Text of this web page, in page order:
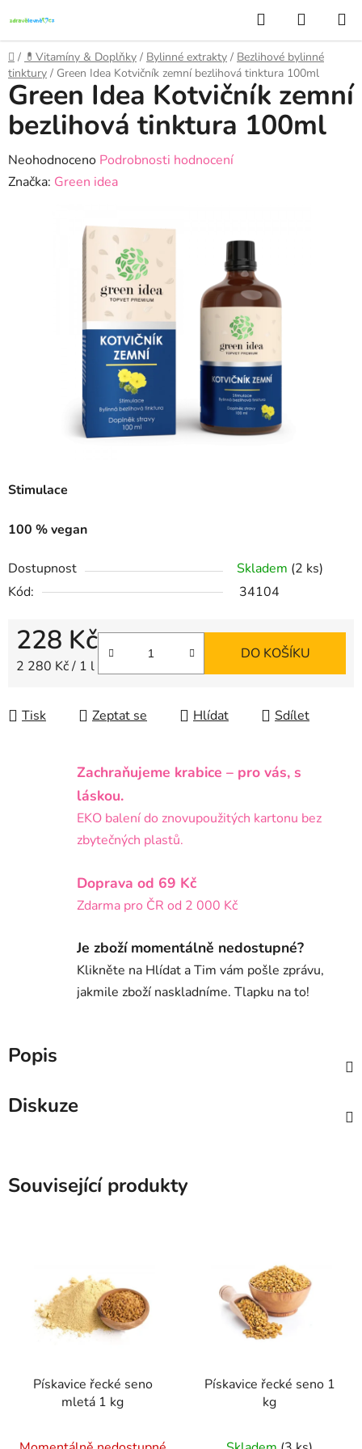
na
obsah
Hledat
KOŠÍK
Domů
/ 💊Vitamíny & Doplňky / Bylinné extrakty / Bezlihové bylinné
tinktury / Green Idea Kotvičník zemní bezlihová tinktura 100ml
Stimulace
100 % vegan
Dostupnost Skladem (2 ks)
Kód:
34104
228 Kč
Měrná cena:
2 280 Kč / 1 l
DO KOŠÍKU
Tisk Zeptat se Hlídat Sdílet
Green Idea Kotvičník zemní
bezlihová tinktura 100ml
Průměrné
hodnocení
Neohodnoceno Podrobnosti hodnocení
Značka: Green idea
Zachraňujeme krabice – pro vás, s
láskou.
EKO balení do znovupoužitých kartonu bez
zbytečných plastů.
Doprava od 69 Kč
Zdarma pro ČR od 2 000 Kč
Je zboží momentálně nedostupné?
Klikněte na Hlídat a Tim vám pošle zprávu,
jakmile zboží naskladníme. Tlapku na to!
Popis
Diskuze
Související produkty
Pískavice řecké seno
mletá 1 kg
Pískavice řecké seno 1
kg